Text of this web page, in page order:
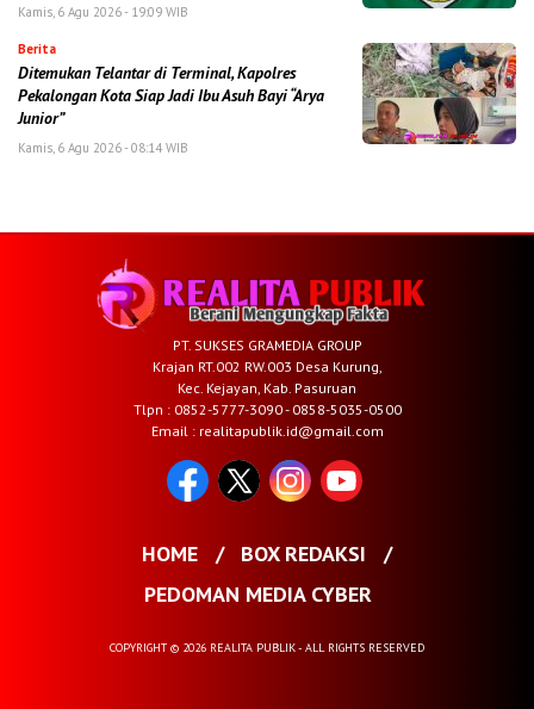
Kamis, 6 Agu 2026 - 19:09 WIB
Berita
Ditemukan Telantar di Terminal, Kapolres
Pekalongan Kota Siap Jadi Ibu Asuh Bayi “Arya
Junior”
Kamis, 6 Agu 2026 - 08:14 WIB
PT. SUKSES GRAMEDIA GROUP
Krajan RT.002 RW.003 Desa Kurung,
Kec. Kejayan, Kab. Pasuruan
Tlpn : 0852-5777-3090 - 0858-5035-0500
Email : realitapublik.id@gmail.com
HOME
BOX REDAKSI
PEDOMAN MEDIA CYBER
COPYRIGHT © 2026 REALITA PUBLIK - ALL RIGHTS RESERVED